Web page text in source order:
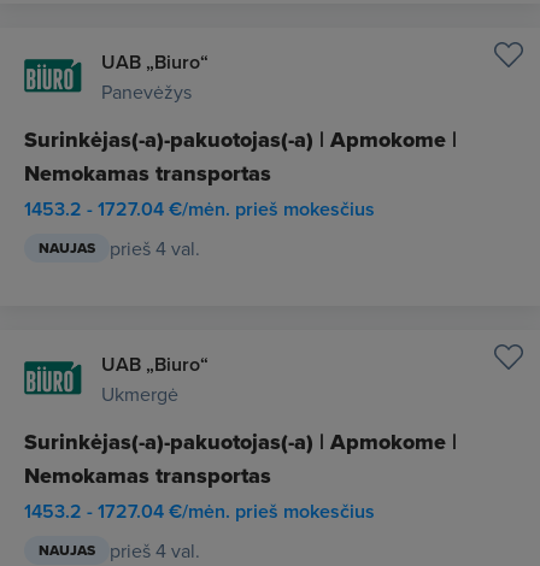
UAB „Biuro“
Panevėžys
Surinkėjas(-a)-pakuotojas(-a) | Apmokome |
Nemokamas transportas
1453.2 - 1727.04 €/mėn. prieš mokesčius
NAUJAS prieš 4 val.
UAB „Biuro“
Ukmergė
Surinkėjas(-a)-pakuotojas(-a) | Apmokome |
Nemokamas transportas
1453.2 - 1727.04 €/mėn. prieš mokesčius
NAUJAS prieš 4 val.